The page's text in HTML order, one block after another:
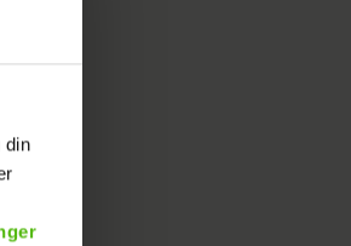
din